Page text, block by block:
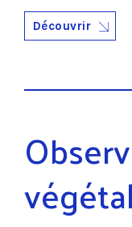
Découvrir
végétal